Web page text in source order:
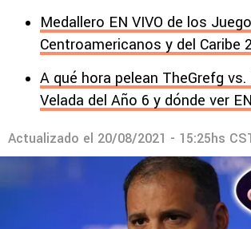
Medallero EN VIVO de los
Centroamericanos y del Caribe
A qué hora pelean TheGrefg
Velada del Año 6 y dónde ver
Actualizado el 20/08/2021 - 15:25hs